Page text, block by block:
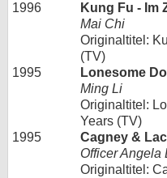
1996
Kung Fu - Im
Mai Chi
Originaltitel:
(TV)
1995
Lonesome
Ming Li
Originaltitel:
Years (TV)
1995
Cagney &
Officer Angela
Originaltitel: